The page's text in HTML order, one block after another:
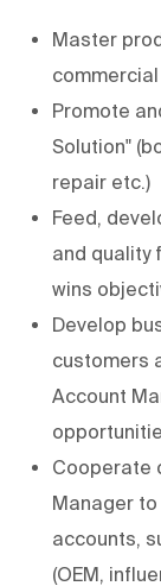
Master
Promote
Solution"
repair etc.)
Feed,
and quality
wins
Develop
customers
Account
Cooperate
Manager
accounts,
(OEM,